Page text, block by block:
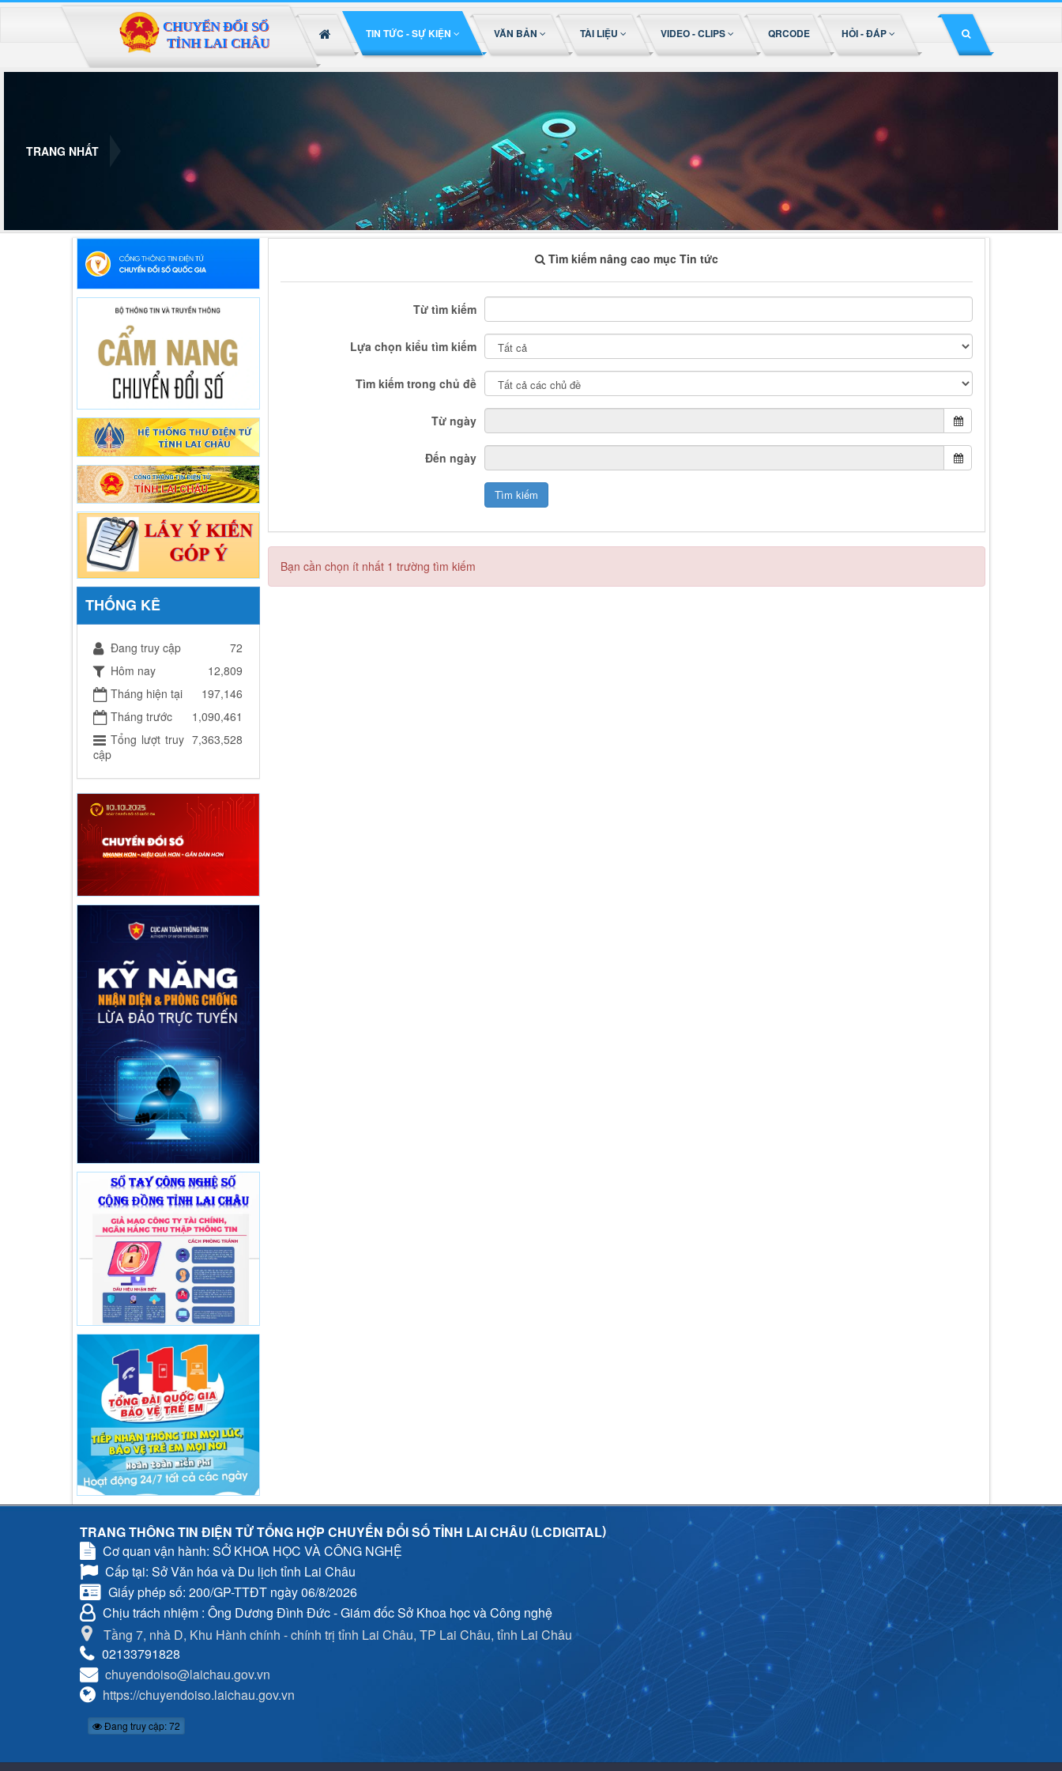
TIN TỨC - SỰ KIỆN VĂN BẢN TÀI LIỆU VIDEO - CLIPS QRCODE HỎI - ĐÁP
TRANG NHẤT
Tìm kiếm nâng cao mục Tin tức
Từ tìm kiếm
Lựa chọn kiểu tìm kiếm
Tìm kiếm trong chủ đề
Từ ngày
Đến ngày
Bạn cần chọn ít nhất 1 trường tìm kiếm
THỐNG KÊ
Đang truy cập
72
Hôm nay
12,809
Tháng hiện tại
197,146
Tháng trước
1,090,461
Tổng lượt truy
cập
7,363,528
TRANG THÔNG TIN ĐIỆN TỬ TỔNG HỢP CHUYỂN ĐỔI SỐ TỈNH LAI CHÂU (LCDIGITAL)
Cơ quan vận hành: SỞ KHOA HỌC VÀ CÔNG NGHỆ
Cấp tại: Sở Văn hóa và Du lịch tỉnh Lai Châu
Giấy phép số: 200/GP-TTĐT ngày 06/8/2026
Chịu trách nhiệm : Ông Dương Đình Đức - Giám đốc Sở Khoa học và Công nghệ
Tầng 7, nhà D, Khu Hành chính - chính trị tỉnh Lai Châu, TP Lai Châu, tỉnh Lai Châu
02133791828
chuyendoiso@laichau.gov.vn
https://chuyendoiso.laichau.gov.vn
Đang truy cập: 72
Đã kết nối EMC